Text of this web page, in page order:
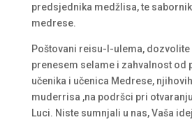
predsjednika medžlisa, te
medrese.
Poštovani reisu-l-ulema, dozvolite
prenesem selame i zahvalnost od
učenika i učenica Medrese,
muderrisa ,na podršci pri
Luci. Niste sumnjali u nas, Vaša